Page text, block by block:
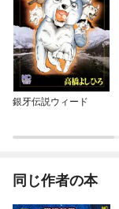
銀牙伝説ウィード
同じ作者の本